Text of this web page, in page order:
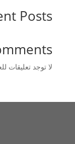
Posts
لا توجد تعليقات